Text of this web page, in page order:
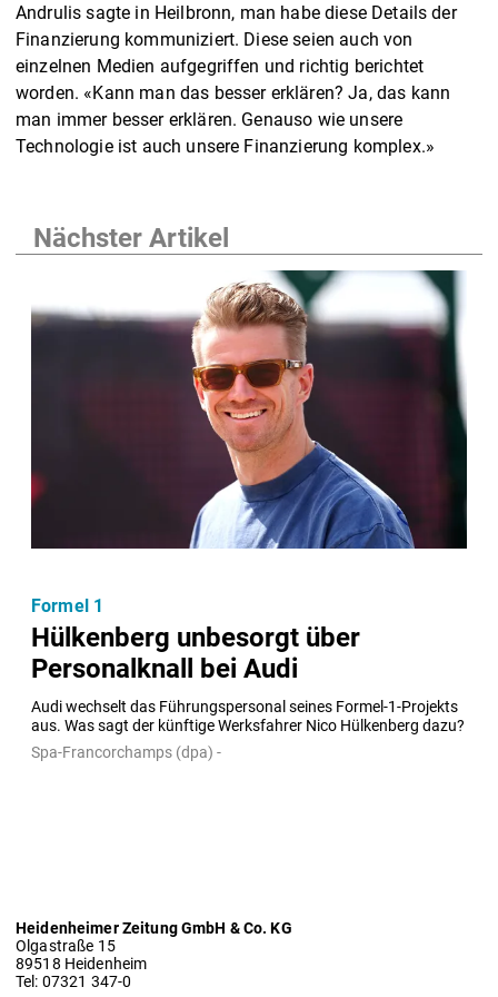
Andrulis sagte in Heilbronn, man habe diese Details der
Finanzierung kommuniziert. Diese seien auch von
einzelnen Medien aufgegriffen und richtig berichtet
worden. «Kann man das besser erklären? Ja, das kann
man immer besser erklären. Genauso wie unsere
Technologie ist auch unsere Finanzierung komplex.»
Nächster Artikel
Hülkenberg unbesorgt über
Personalknall bei Audi
Audi wechselt das Führungspersonal seines Formel-1-Projekts
aus. Was sagt der künftige Werksfahrer Nico Hülkenberg dazu?
Formel 1
Spa-Francorchamps (dpa) -
Heidenheimer Zeitung GmbH & Co. KG
Olgastraße 15
89518 Heidenheim
Tel: 07321 347-0